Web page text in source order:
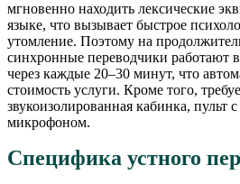
мгновенно находить лексические
языке, что вызывает быстрое
утомление. Поэтому на
синхронные переводчики работают
через каждые 20–30 минут, что
стоимость услуги. Кроме того,
звукоизолированная кабинка, пульт
микрофоном.
Специфика устного